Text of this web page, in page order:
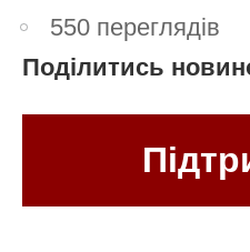
550 переглядів
Поділитись